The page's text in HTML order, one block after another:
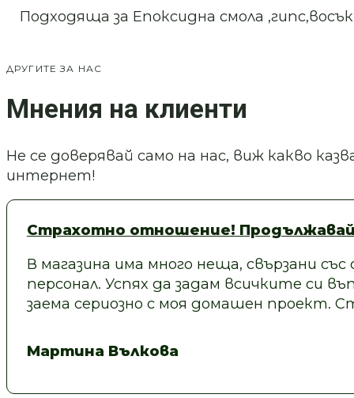
Подходяща за Епоксидна смола ,гипс,восък
ДРУГИТЕ ЗА НАС
Мнения на клиенти
Не се доверявай само на нас, виж какво
интернет!
Страхотно отношение!
В магазина има много неща, свързани
персонал. Успях да задам всичките си
заема сериозно с моя домашен
Мартина Вълкова